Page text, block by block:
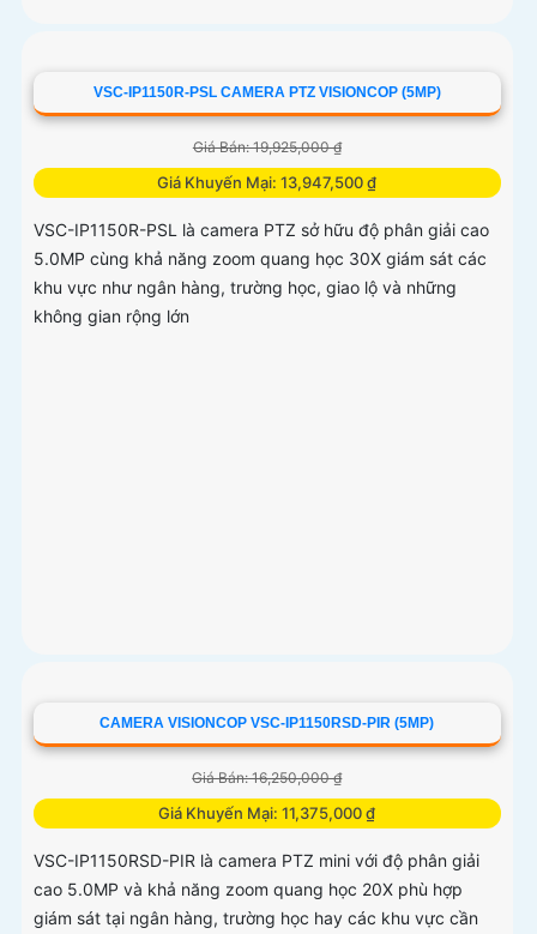
VSC-IP1150R-PSL CAMERA PTZ VISIONCOP (5MP)
Giá Bán: 19,925,000 ₫
Giá Khuyến Mại: 13,947,500 ₫
VSC-IP1150R-PSL là camera PTZ sở hữu độ phân giải cao
5.0MP cùng khả năng zoom quang học 30X giám sát các
khu vực như ngân hàng, trường học, giao lộ và những
không gian rộng lớn
CAMERA VISIONCOP VSC-IP1150RSD-PIR (5MP)
Giá Bán: 16,250,000 ₫
Giá Khuyến Mại: 11,375,000 ₫
VSC-IP1150RSD-PIR là camera PTZ mini với độ phân giải
cao 5.0MP và khả năng zoom quang học 20X phù hợp
giám sát tại ngân hàng, trường học hay các khu vực cần